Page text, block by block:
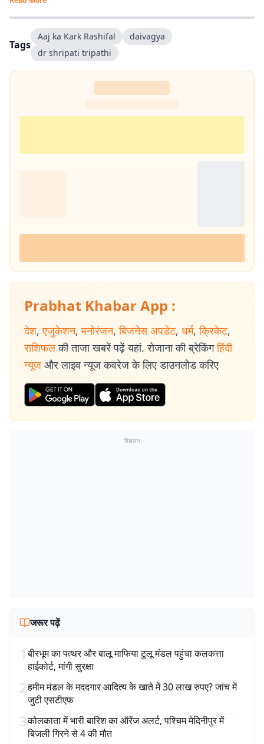
एंटरटेनमेंट, लाइफस्टाइल और शिक्षा जैसे विषयों पर भी लगातार लेखन करता रहा हूं.
मेरी कोशिश रहती है कि जटिल विषयों को आसान, रोचक और भरोसेमंद तरीके से पाठकों
तक पहुंचाया जाए.
Tags
Aaj ka Kark Rashifal
daivagya
dr shripati tripathi
Prabhat Khabar App :
देश, एजुकेशन, मनोरंजन, बिजनेस अपडेट, धर्म, क्रिकेट,
राशिफल की ताजा खबरें पढ़ें यहां. रोजाना की ब्रेकिंग हिंदी
न्यूज और लाइव न्यूज कवरेज के लिए डाउनलोड करिए
विज्ञापन
जरूर पढ़ें
1बीरभूम का पत्थर और बालू माफिया टुलू मंडल पहुंचा कलकत्ता
हाईकोर्ट, मांगी सुरक्षा
2हमीम मंडल के मददगार आदित्य के खाते में 30 लाख रुपए? जांच में
जुटी एसटीएफ
3कोलकाता में भारी बारिश का ऑरेंज अलर्ट, पश्चिम मेदिनीपुर में
बिजली गिरने से 4 की मौत